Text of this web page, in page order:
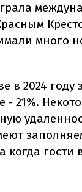
много
в 2024 году
- 21%.
когда